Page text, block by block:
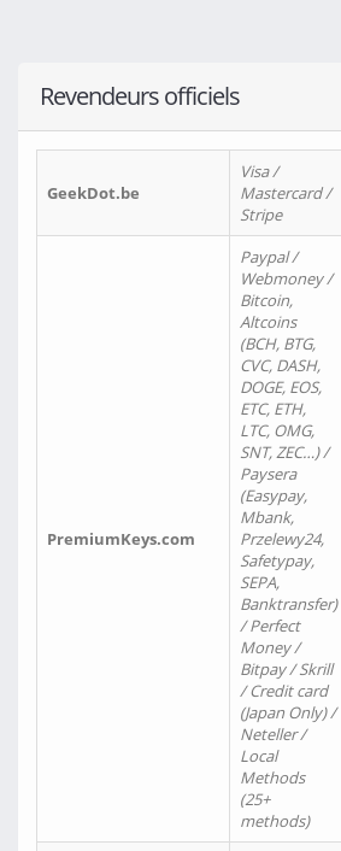
Revendeurs officiels
GeekDot.be
Visa /
Mastercard /
Stripe
PremiumKeys.com
Paypal /
Webmoney /
Bitcoin,
Altcoins
(BCH, BTG,
CVC, DASH,
DOGE, EOS,
ETC, ETH,
LTC, OMG,
SNT, ZEC…) /
Paysera
(Easypay,
Mbank,
Przelewy24,
Safetypay,
SEPA,
Banktransfer)
/ Perfect
Money /
Bitpay / Skrill
/ Credit card
(Japan Only) /
Neteller /
Local
Methods
(25+
methods)